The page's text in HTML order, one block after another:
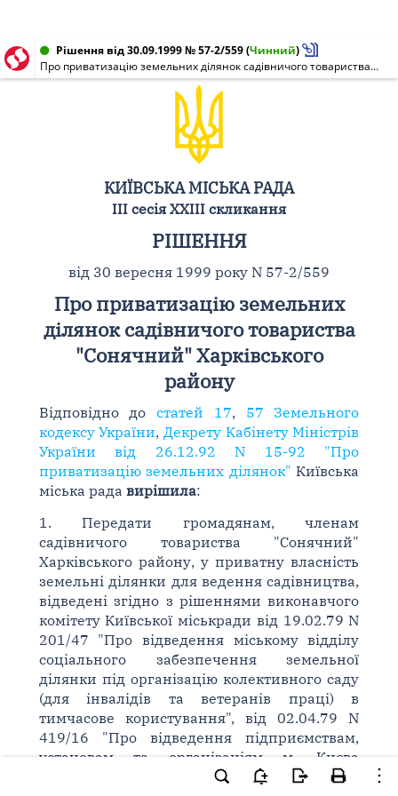
Рішення від 30.09.1999 № 57-2/559(Чинний)
Про приватизацію земельних ділянок садівничого товариства "Сонячний" Харківського району
КИЇВСЬКА МІСЬКА РАДА
III сесія XXIII скликання
РІШЕННЯ
від 30 вересня 1999 року N 57-2/559
Про приватизацію земельних
ділянок садівничого товариства
"Сонячний" Харківського
району
Відповідно достатей 17, 57 Земельного
кодексу України, Декрету Кабінету Міністрів
України від 26.12.92 N 15-92 "Про
приватизацію земельних ділянок" Київська
міська рада вирішила:
1. Передати громадянам, членам
садівничого товариства "Сонячний"
Харківського району, у приватну власність
земельні ділянки для ведення садівництва,
відведені згідно з рішеннями виконавчого
комітету Київської міськради від 19.02.79 N
201/47 "Про відведення міському відділу
соціального забезпечення земельної
ділянки під організацію колективного саду
(для інвалідів та ветеранів праці) в
тимчасове користування", від 02.04.79 N
419/16 "Про відведення підприємствам,
установам та організаціям м. Києва
земельних ділянок під організацію